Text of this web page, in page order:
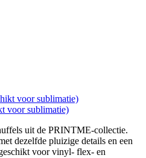
voor sublimatie)
uit de PRINTME-collectie.
dezelfde pluizige details en een
voor vinyl- flex- en